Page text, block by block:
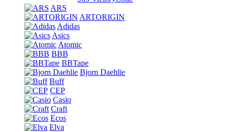
ARS
ARTORIGIN
Adidas
Asics
Atomic
BBB
BBTape
Bjorn Daehlie
Buff
CEP
Casio
Craft
Ecos
Elva